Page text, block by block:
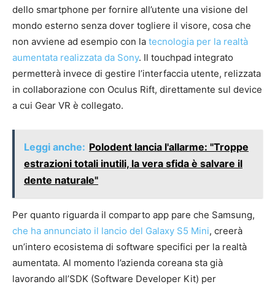
dello smartphone per fornire all’utente una visione del
mondo esterno senza dover togliere il visore, cosa che
non avviene ad esempio con la tecnologia per la realtà
aumentata realizzata da Sony. Il touchpad integrato
permetterà invece di gestire l’interfaccia utente, relizzata
in collaborazione con Oculus Rift, direttamente sul device
a cui Gear VR è collegato.
Leggi anche: Polodent lancia l'allarme: "Troppe
estrazioni totali inutili, la vera sfida è salvare il
dente naturale"
Per quanto riguarda il comparto app pare che Samsung,
che ha annunciato il lancio del Galaxy S5 Mini, creerà
un’intero ecosistema di software specifici per la realtà
aumentata. Al momento l’azienda coreana sta già
lavorando all’SDK (Software Developer Kit) per